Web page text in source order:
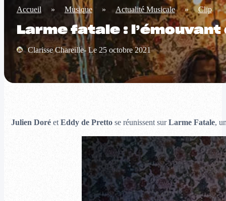
Accueil » Musique » Actualité Musicale » Clip
Larme fatale :
Clarisse Chareille- Le 25 octobre 2021
Julien DoréetEddy de Prettose réunissent surLarme Fatale,